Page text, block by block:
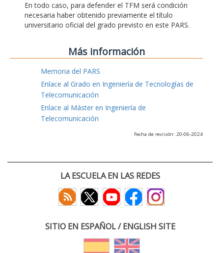
En todo caso, para defender el TFM será condición
necesaria haber obtenido previamente el título
universitario oficial del grado previsto en este PARS.
Más información
Memoria del PARS
Enlace al Grado en Ingeniería de Tecnologías de
Telecomunicación
Enlace al Máster en Ingeniería de
Telecomunicación
Fecha de revisión: 20-06-2024
LA ESCUELA EN LAS REDES
SITIO EN ESPAÑOL / ENGLISH SITE